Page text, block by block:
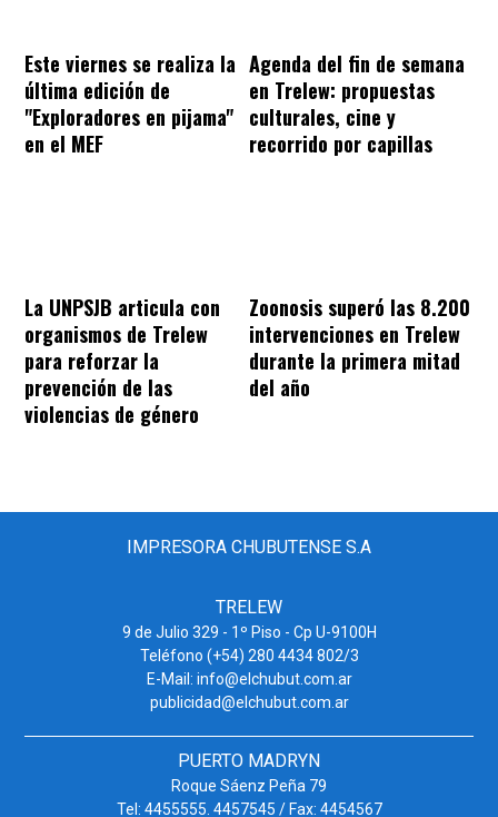
Este viernes se realiza la
última edición de
"Exploradores en pijama"
en el MEF
Agenda del fin de semana
en Trelew: propuestas
culturales, cine y
recorrido por capillas
La UNPSJB articula con
organismos de Trelew
para reforzar la
prevención de las
violencias de género
Zoonosis superó las 8.200
intervenciones en Trelew
durante la primera mitad
del año
IMPRESORA CHUBUTENSE S.A
TRELEW
9 de Julio 329 - 1º Piso - Cp U-9100H
Teléfono (+54) 280 4434 802/3
E-Mail: info@elchubut.com.ar
publicidad@elchubut.com.ar
PUERTO MADRYN
Roque Sáenz Peña 79
Tel: 4455555. 4457545 / Fax: 4454567